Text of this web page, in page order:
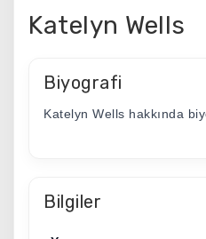
Katelyn Wells
Biyografi
Katelyn Wells hakkında
Bilgiler